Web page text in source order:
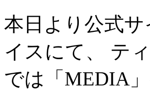
本日より公式
イスにて、 テ
では「MEDIA